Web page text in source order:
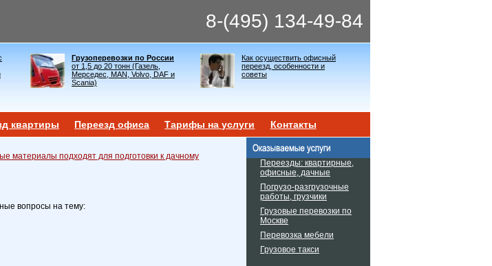
8-(495) 134-49-84
Грузоперевозки по России
от 1,5 до 20 тонн (Газель,
Мерседес, MAN, Volvo, DAF и
Scania)
Как осуществить офисный
переезд, особенности и
советы
квартиры Переезд офиса Тарифы на услуги Контакты
материалы подходят для подготовки к дачному
вопросы на тему:
Переезды: квартирные,
офисные, дачные
Погрузо-разгрузочные
работы, грузчики
Грузовые перевозки по
Москве
Перевозка мебели
Грузовое такси